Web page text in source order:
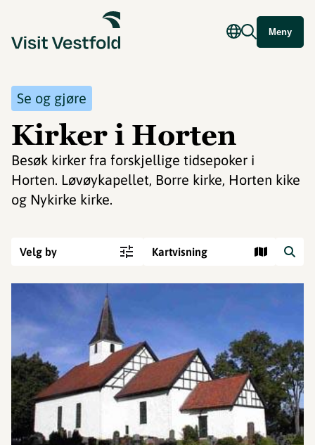
Meny
Se og gjøre
Kirker i Horten
Besøk kirker fra forskjellige tidsepoker i
Horten. Løvøykapellet, Borre kirke, Horten kike
og Nykirke kirke.
Velg by Kartvisning